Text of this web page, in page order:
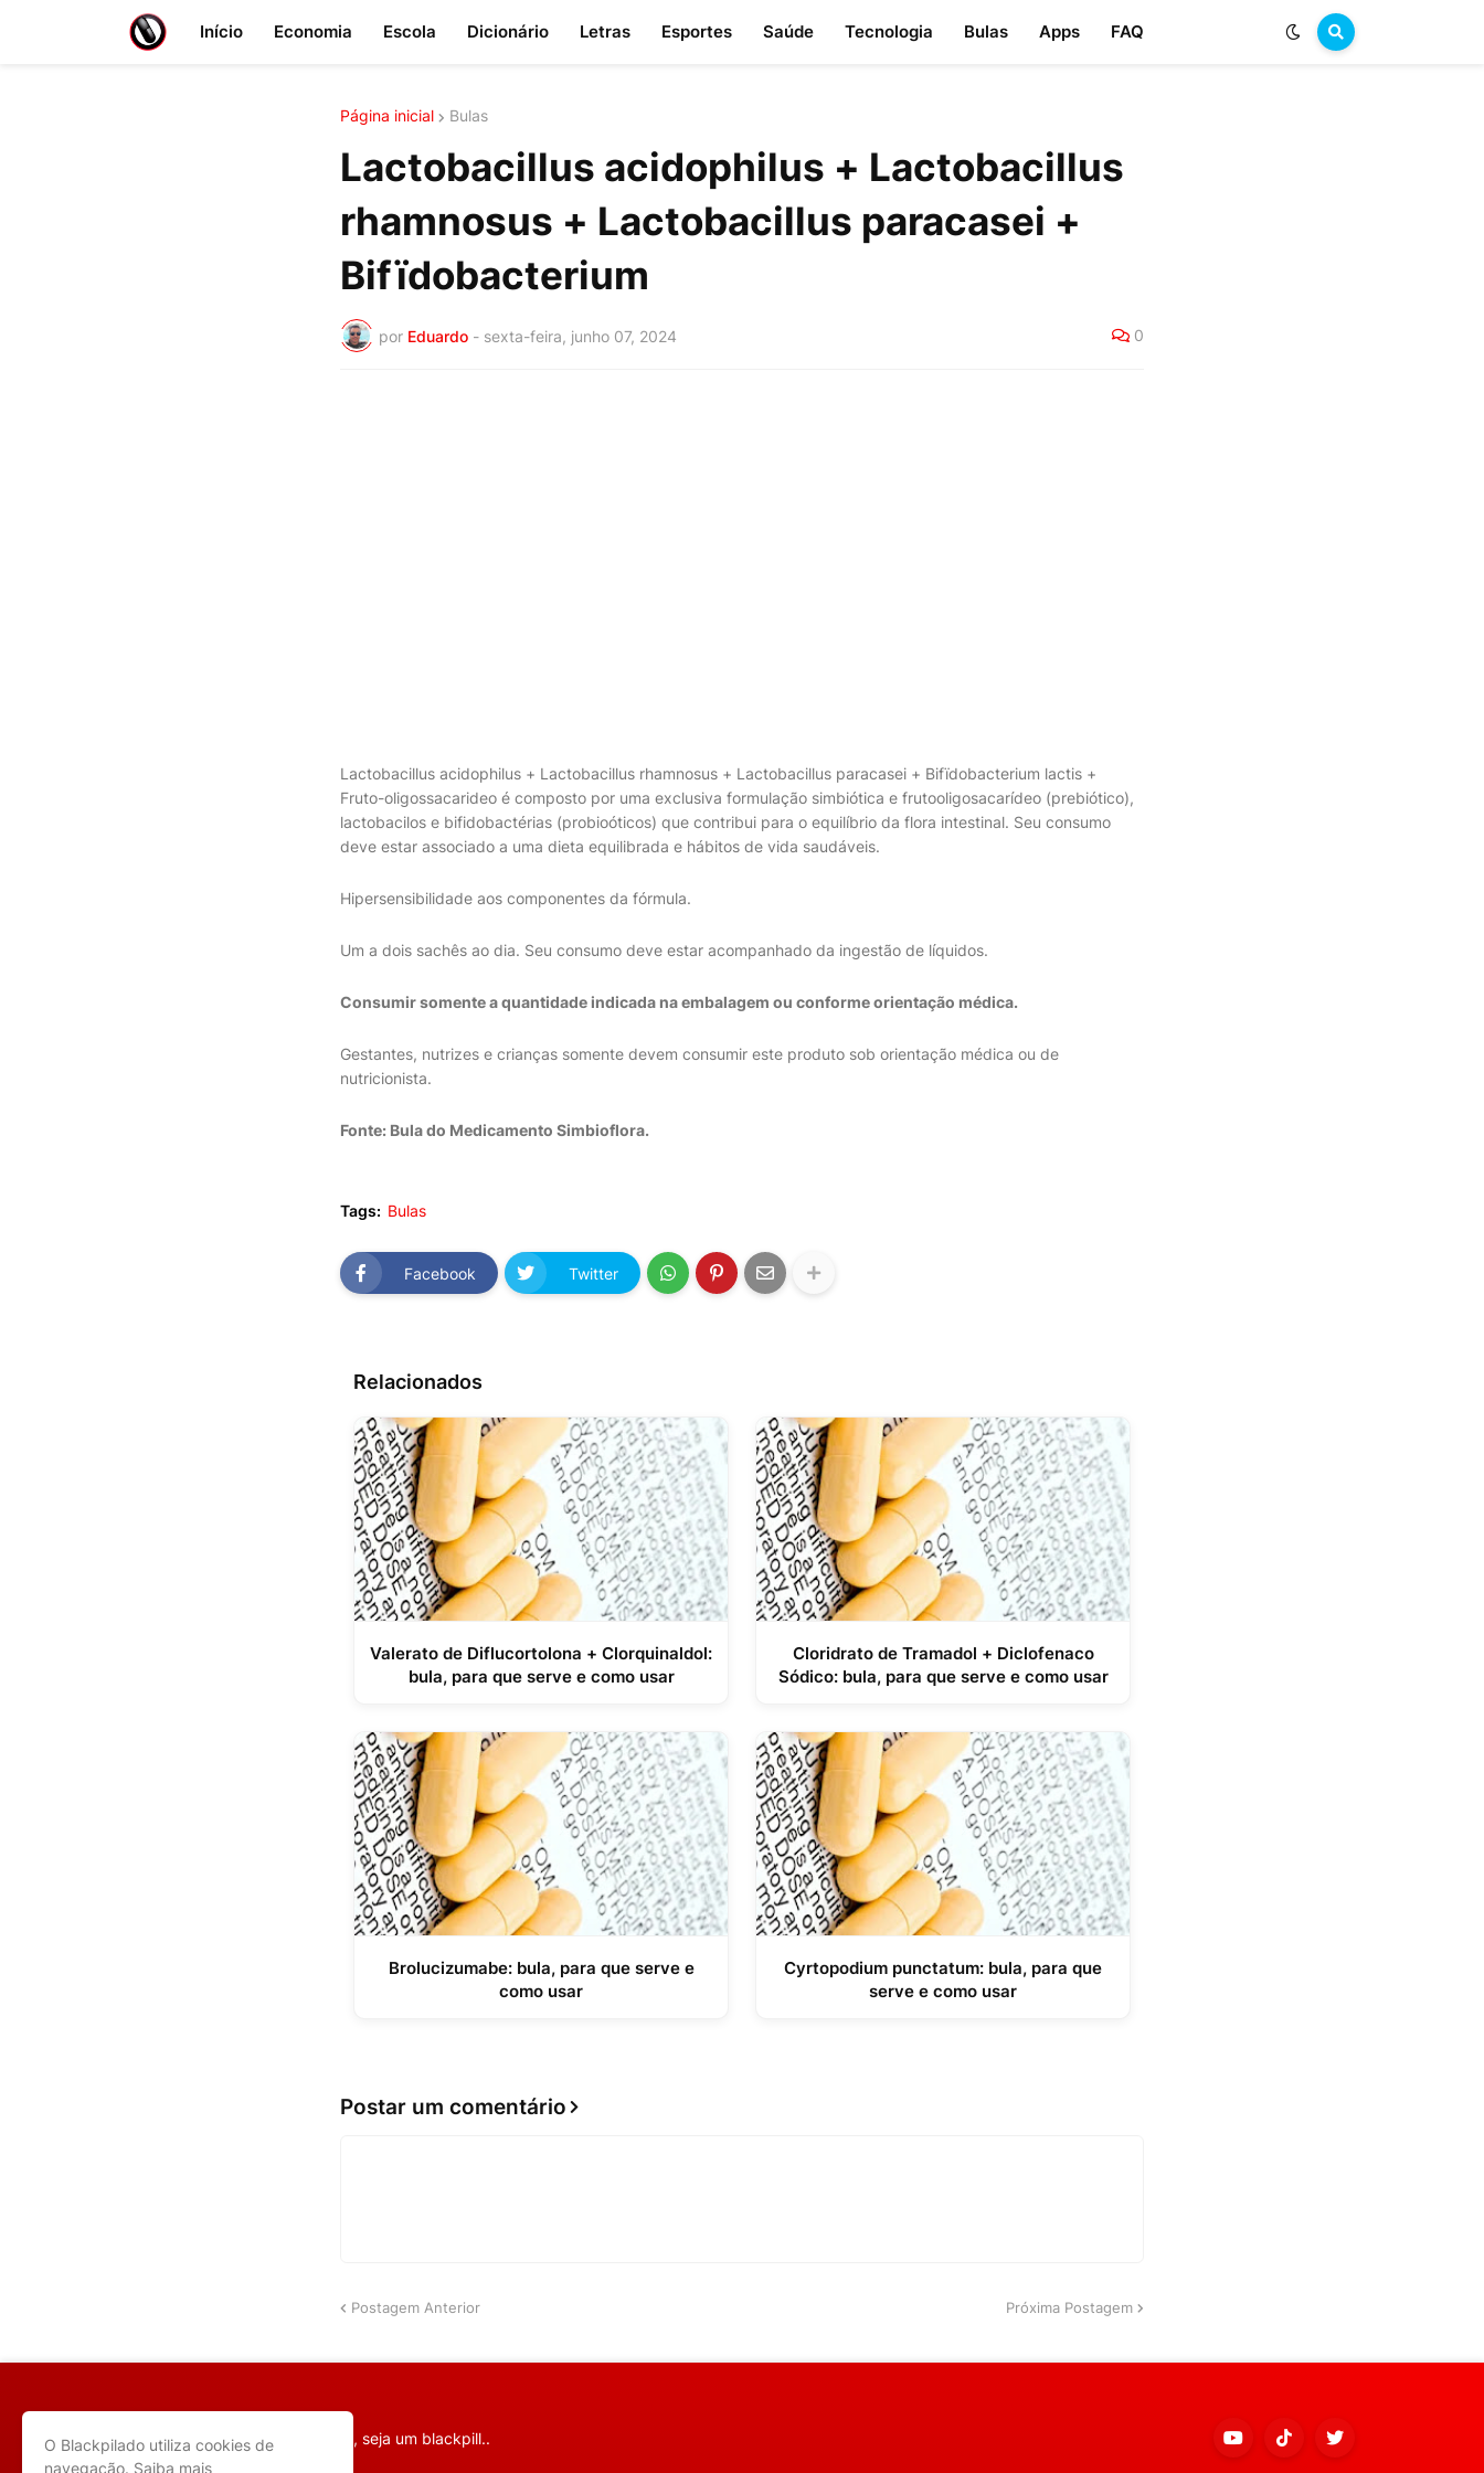
Início Economia Escola Dicionário Letras Esportes Saúde Tecnologia Bulas Apps FAQ
Página inicial Bulas
Lactobacillus acidophilus + Lactobacillus
rhamnosus + Lactobacillus paracasei +
Bifïdobacterium
por Eduardo - sexta-feira, junho 07, 2024 0
Lactobacillus acidophilus + Lactobacillus rhamnosus + Lactobacillus paracasei + Bifïdobacterium lactis +
Fruto-oligossacarideo é composto por uma exclusiva formulação simbiótica e frutooligosacarídeo (prebiótico),
lactobacilos e bifidobactérias (probioóticos) que contribui para o equilíbrio da flora intestinal. Seu consumo
deve estar associado a uma dieta equilibrada e hábitos de vida saudáveis.
Hipersensibilidade aos componentes da fórmula.
Um a dois sachês ao dia. Seu consumo deve estar acompanhado da ingestão de líquidos.
Consumir somente a quantidade indicada na embalagem ou conforme orientação médica.
Gestantes, nutrizes e crianças somente devem consumir este produto sob orientação médica ou de
nutricionista.
Fonte: Bula do Medicamento Simbioflora.
Tags: Bulas
Facebook Twitter
Relacionados
Valerato de Diflucortolona + Clorquinaldol:
bula, para que serve e como usar
Cloridrato de Tramadol + Diclofenaco
Sódico: bula, para que serve e como usar
Brolucizumabe: bula, para que serve e
como usar
Cyrtopodium punctatum: bula, para que
serve e como usar
Postar um comentário
Postagem Anterior Próxima Postagem
Escolha a pílula preta, seja um blackpill..
O Blackpilado utiliza cookies de
navegação. Saiba mais